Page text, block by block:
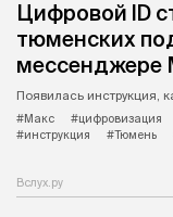
Цифровой ID
тюменских
Появилась инструкция,
#Макс
#цифровизация
#инструкция
#Тюмень
Вслух.ру